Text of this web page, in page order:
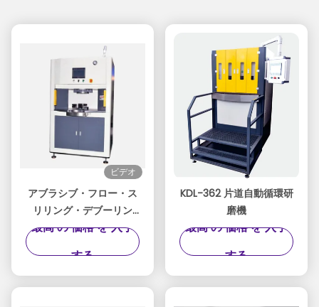
ビデオ
アブラシブ・フロー・ス
リリング・デブーリン
グ・フィニッシング・マ
最高 の 価格 を 入手
する
KDL-362 片道自動循環研
磨機
最高 の 価格 を 入手
する